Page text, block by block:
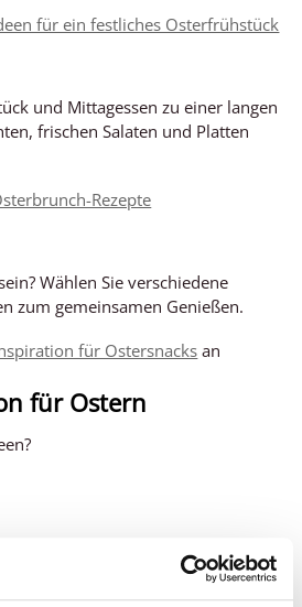
für ein festliches Osterfrühstück
und Mittagessen zu einer langen
frischen Salaten und Platten
Rezepte
Wählen Sie verschiedene
zum gemeinsamen Genießen.
für Ostersnacksan
für Ostern
zaubern Sie im Handumdrehen
Tisch.